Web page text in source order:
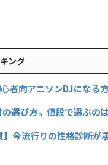
ング
者向アニソンDJになる
選び方。値段で選ぶの
】今流行りの性格診断